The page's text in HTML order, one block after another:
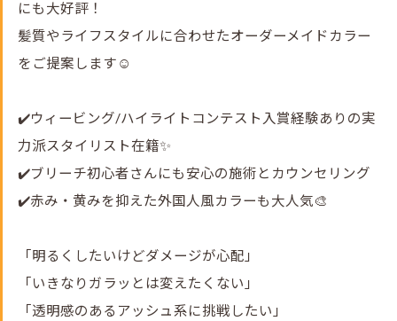
にも大好評！
髪質やライフスタイルに合わせたオーダーメイドカラー
をご提案します☺️
✔️ウィービング/ハイライトコンテスト入賞経験ありの実
力派スタイリスト在籍✨
✔️ブリーチ初心者さんにも安心の施術とカウンセリング
✔️赤み・黄みを抑えた外国人風カラーも大人気🎨
「明るくしたいけどダメージが心配」
「いきなりガラッとは変えたくない」
「透明感のあるアッシュ系に挑戦したい」